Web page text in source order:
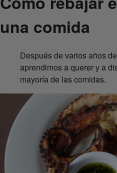
una comida
Después de varios años
aprendimos a querer y a
mayoría de las comidas.